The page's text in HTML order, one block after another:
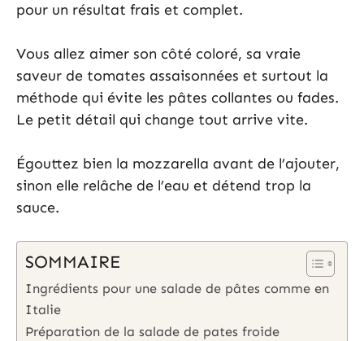
pour un résultat frais et complet.
Vous allez aimer son côté coloré, sa vraie
saveur de tomates assaisonnées et surtout la
méthode qui évite les pâtes collantes ou fades.
Le petit détail qui change tout arrive vite.
Égouttez bien la mozzarella avant de l’ajouter,
sinon elle relâche de l’eau et détend trop la
sauce.
SOMMAIRE
Ingrédients pour une salade de pâtes comme en
Italie
Préparation de la salade de pates froide